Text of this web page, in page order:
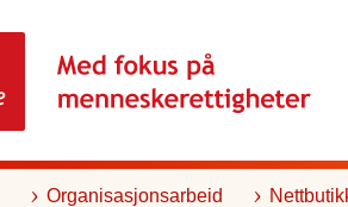
Organisasjonsarbeid